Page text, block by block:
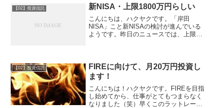
年春】クレカ積立まとめ（auカブコム証
券が参入...
【02】投資信託 新NISA・上限1800万円らしい
こんにちは、ハクヤクです。「岸田
NISA」こと新NISAの検討が進んでいる
ようです。昨日のニュースでは、上限
上限のほう...
【02】投資信託
FIREに向けて、月20万円投資し
ます！
こんにちは！ハクヤクです。FIREを目指
し始めてから、仕事がとてもつまらなく
なりました（笑）早くこのラットレース